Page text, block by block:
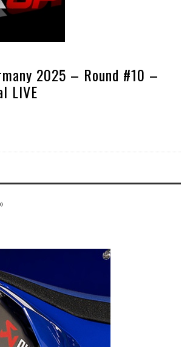
2025 – Round #10 –
LIVE
»